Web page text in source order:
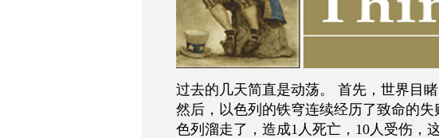
过去的几天简直是动荡。 首先，世界目
然后，以色列的铁穹连续经历了致命的
色列溜走了，造成1人死亡，10人受伤，